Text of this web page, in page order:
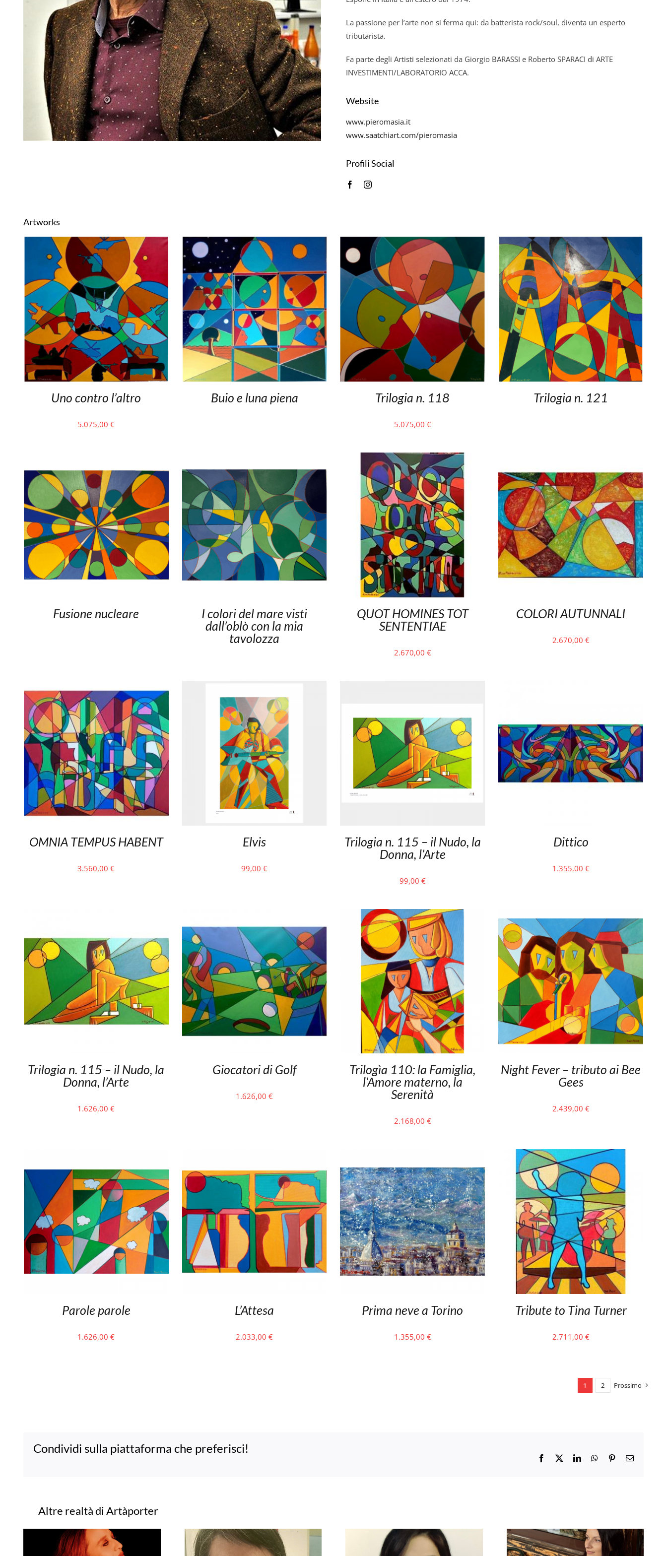
La passione per l’arte non si ferma qui: da batterista rock/soul, diventa un esperto
tributarista.
Fa parte degli Artisti selezionati da Giorgio BARASSI e Roberto SPARACI di ARTE
INVESTIMENTI/LABORATORIO ACCA.
Website
www.pieromasia.it
www.saatchiart.com/pieromasia
Profili Social
Artworks
Uno contro l’altro
5.075,00€
Buio e luna piena Trilogia n. 118
5.075,00 €
Trilogia n. 121
Fusione nucleare
I colori del mare visti
dall’oblò con la mia
tavolozza
QUOT HOMINES TOT
SENTENTIAE
2.670,00 €
COLORI AUTUNNALI
2.670,00 €
OMNIA TEMPUS HABENT
3.560,00€
Elvis
99,00€
Trilogia n. 115 – il Nudo, la
Donna, l’Arte
99,00 €
Dittico
1.355,00 €
Trilogia n. 115 – il Nudo, la
Donna, l’Arte
1.626,00€
Giocatori di Golf
1.626,00€
Trilogìa 110: la Famiglia,
l’Amore materno, la
Serenità
2.168,00 €
Night Fever – tributo ai Bee
Gees
2.439,00 €
Parole parole
1.626,00€
L’Attesa
2.033,00€
Prima neve a Torino
1.355,00 €
Tribute to Tina Turner
2.711,00 €
1 2 Prossimo
Condividi sulla piattaforma che preferisci!
Facebook
X LinkedInWhatsApp
PinterestEmail
Progetti correlati